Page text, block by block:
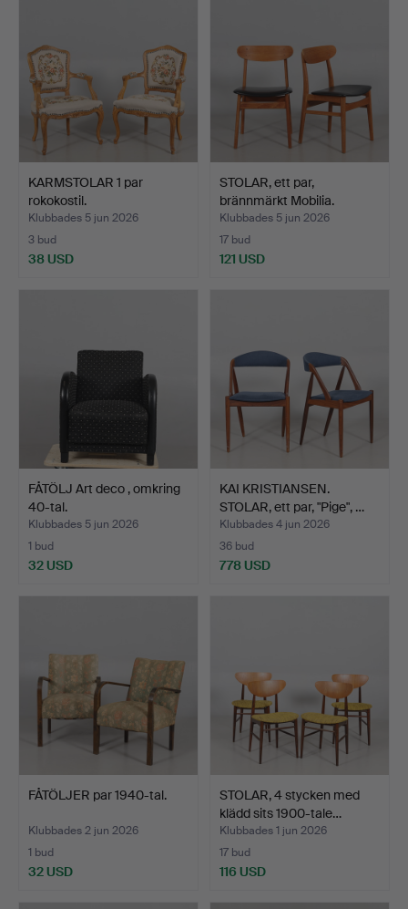
KARMSTOLAR 1 par
rokokostil.
Klubbades 5 jun 2026
3 bud
38 USD
STOLAR, ett par,
brännmärkt Mobilia.
Klubbades 5 jun 2026
17 bud
121 USD
FÅTÖLJ Art deco , omkring
40-tal.
Klubbades 5 jun 2026
1 bud
32 USD
KAI KRISTIANSEN.
STOLAR, ett par, "Pige", …
Klubbades 4 jun 2026
36 bud
778 USD
FÅTÖLJER par 1940-tal.
Klubbades 2 jun 2026
1 bud
32 USD
STOLAR, 4 stycken med
klädd sits 1900-tale…
Klubbades 1 jun 2026
17 bud
116 USD